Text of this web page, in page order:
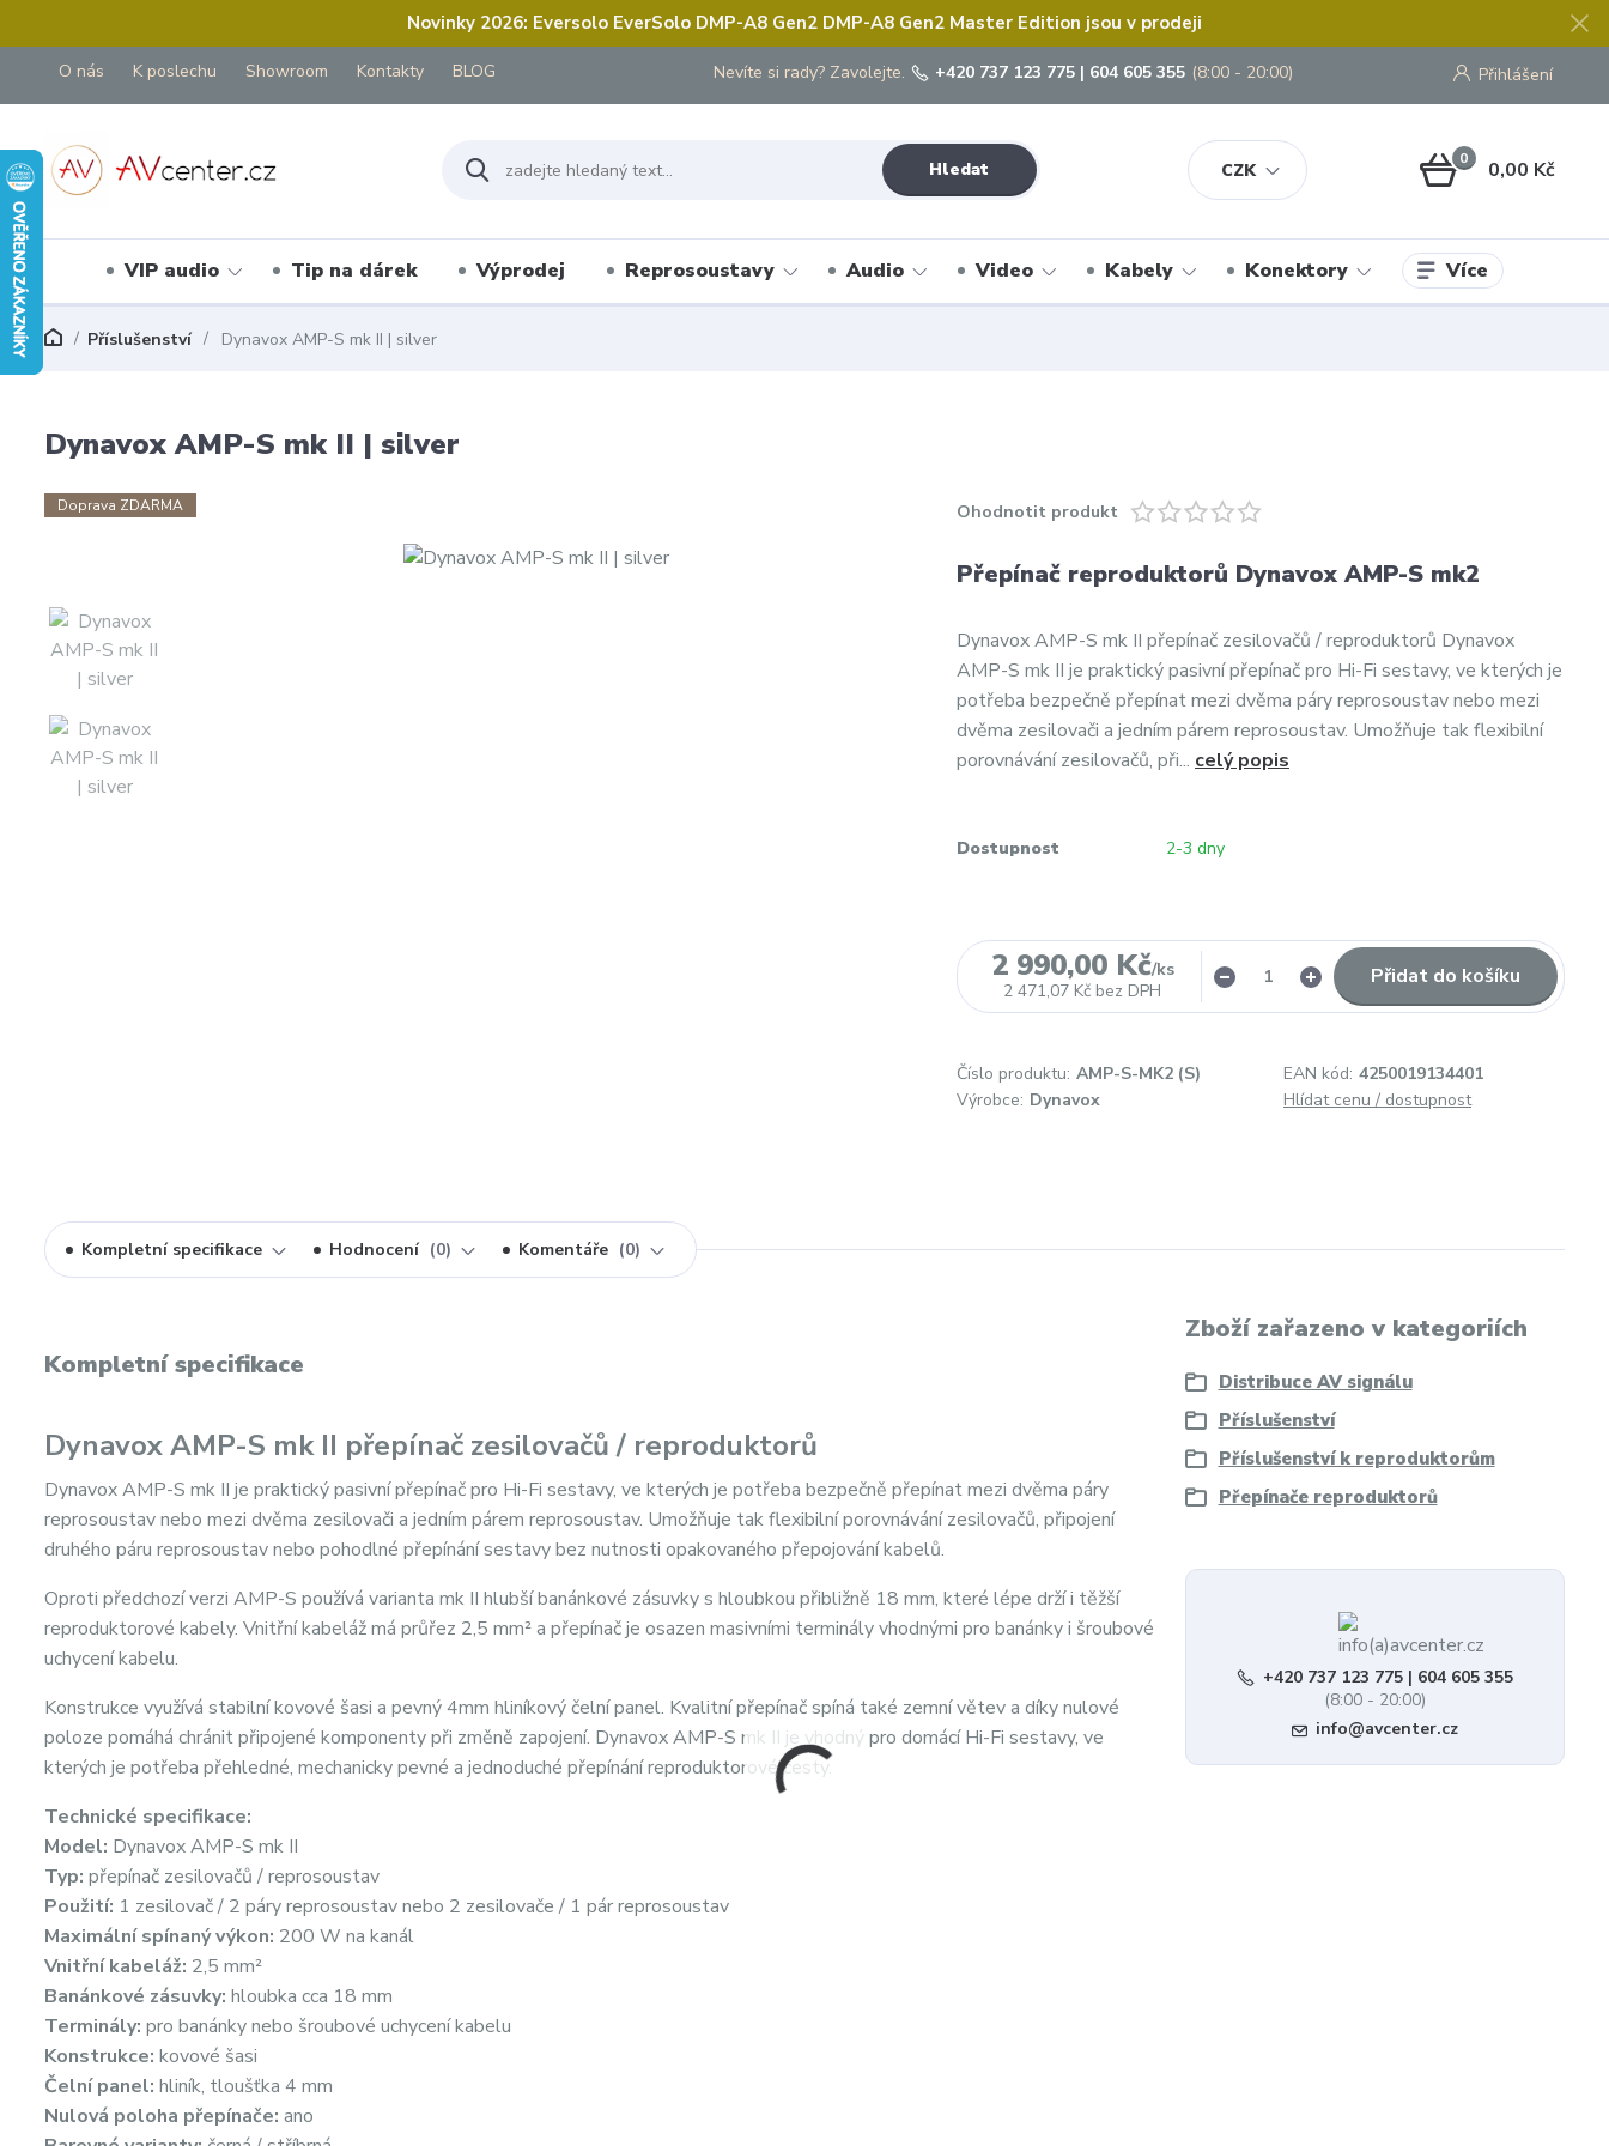
Novinky 2026: Eversolo EverSolo DMP-A8 Gen2 DMP-A8 Gen2 Master Edition jsou v prodeji
O nás K poslechu Showroom Kontakty BLOG
CZK
Přihlášení
Hledat
Nevíte si rady? Zavolejte. +420 737 123 775 | 604 605 355 (8:00 - 20:00)
0 0,00 Kč
VIP audio Tip na dárek Výprodej Reprosoustavy Audio Video Kabely Konektory Více
Příslušenství Dynavox AMP-S mk II | silver
Dynavox AMP-S mk II | silver
Doprava ZDARMA Ohodnotit produkt
Přepínač reproduktorů Dynavox AMP-S mk2
Dynavox AMP-S mk II přepínač zesilovačů / reproduktorů Dynavox
AMP-S mk II je praktický pasivní přepínač pro Hi-Fi sestavy, ve kterých je
potřeba bezpečně přepínat mezi dvěma páry reprosoustav nebo mezi
dvěma zesilovači a jedním párem reprosoustav. Umožňuje tak flexibilní
porovnávání zesilovačů, při... celý popis
Dostupnost 2-3 dny
2 990,00 Kč/ks
2 471,07 Kč bez DPH
Přidat do košíku
Číslo produktu: AMP-S-MK2 (S) EAN kód: 4250019134401
Výrobce: Dynavox Hlídat cenu / dostupnost
Kompletní specifikace Hodnocení 0 Komentáře 0
Kompletní specifikace
Dynavox AMP-S mk II přepínač zesilovačů / reproduktorů
Dynavox AMP-S mk II je praktický pasivní přepínač pro Hi-Fi sestavy, ve kterých je potřeba bezpečně přepínat mezi dvěma páry
reprosoustav nebo mezi dvěma zesilovači a jedním párem reprosoustav. Umožňuje tak flexibilní porovnávání zesilovačů, připojení
druhého páru reprosoustav nebo pohodlné přepínání sestavy bez nutnosti opakovaného přepojování kabelů.
Oproti předchozí verzi AMP-S používá varianta mk II hlubší banánkové zásuvky s hloubkou přibližně 18 mm, které lépe drží i těžší
reproduktorové kabely. Vnitřní kabeláž má průřez 2,5 mm² a přepínač je osazen masivními terminály vhodnými pro banánky i šroubové
uchycení kabelu.
Konstrukce využívá stabilní kovové šasi a pevný 4mm hliníkový čelní panel. Kvalitní přepínač spíná také zemní větev a díky nulové
poloze pomáhá chránit připojené komponenty při změně zapojení. Dynavox AMP-S mk II je vhodný pro domácí Hi-Fi sestavy, ve
kterých je potřeba přehledné, mechanicky pevné a jednoduché přepínání reproduktorové cesty.
Technické specifikace:
Model: Dynavox AMP-S mk II
Typ: přepínač zesilovačů / reprosoustav
Použití: 1 zesilovač / 2 páry reprosoustav nebo 2 zesilovače / 1 pár reprosoustav
Maximální spínaný výkon: 200 W na kanál
Vnitřní kabeláž: 2,5 mm²
Banánkové zásuvky: hloubka cca 18 mm
Terminály: pro banánky nebo šroubové uchycení kabelu
Konstrukce: kovové šasi
Čelní panel: hliník, tloušťka 4 mm
Nulová poloha přepínače: ano
Zboží zařazeno v kategoriích
Distribuce AV signálu
Příslušenství
Příslušenství k reproduktorům
Přepínače reproduktorů
+420 737 123 775 | 604 605 355
(8:00 - 20:00)
info@avcenter.cz